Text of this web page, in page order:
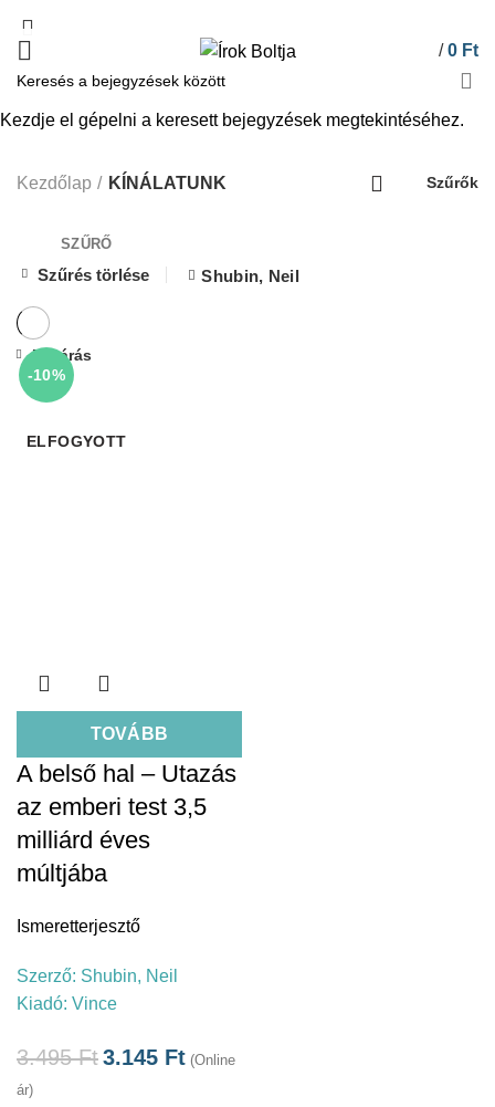
/ 0 Ft
KÍNÁLATUNK
Kezdőlap KÍNÁLATUNK Szűrők
SZŰRŐ
Szűrés törlése Shubin, Neil
-10%
ELFOGYOTT
TOVÁBB
Bezárás
A belső hal – Utazás
az emberi test 3,5
milliárd éves
múltjába
Ismeretterjesztő
Szerző: Shubin, Neil
Kiadó: Vince
3.495Ft3.145 Ft (Online
ár)
Kezdje el gépelni a keresett bejegyzések megtekintéséhez.